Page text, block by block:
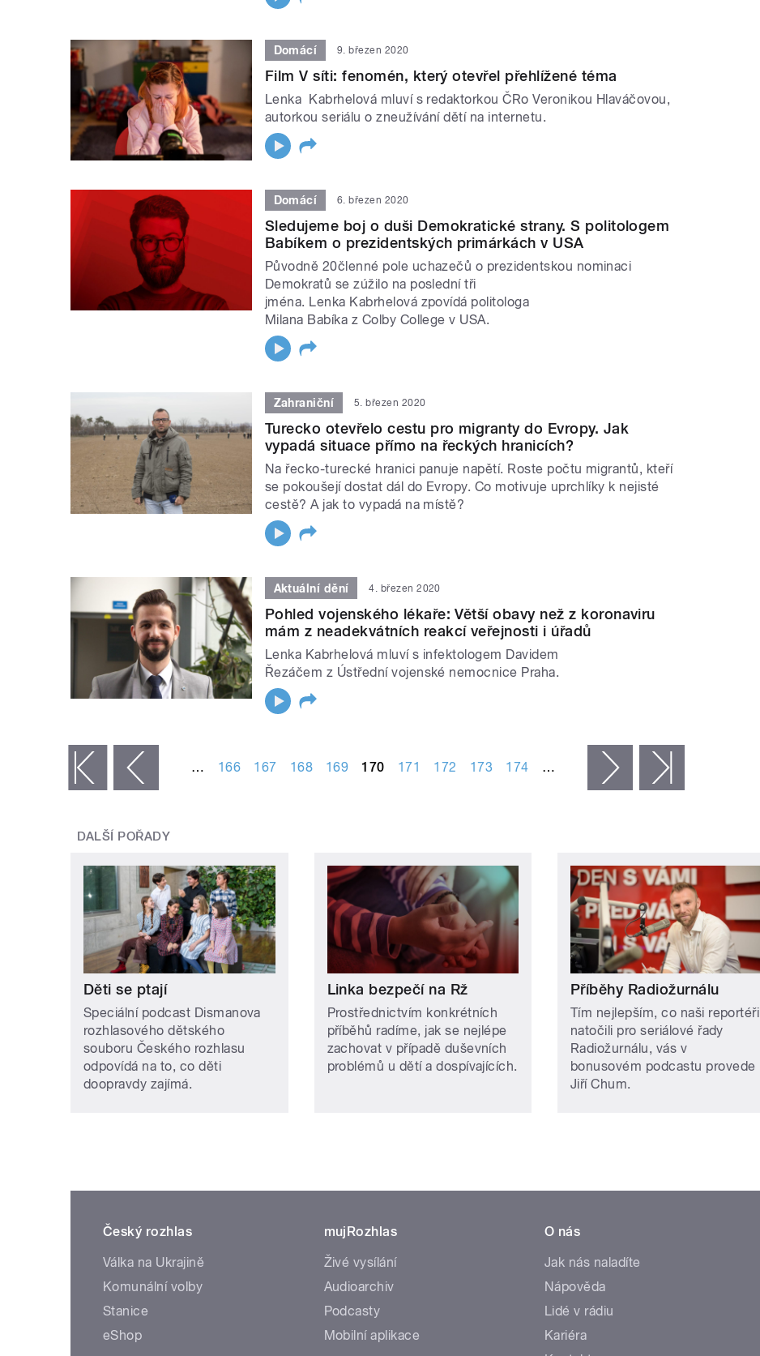
Domácí 9. březen 2020
Film V síti: fenomén, který otevřel přehlížené téma
Lenka Kabrhelová mluví s redaktorkou ČRo Veronikou Hlaváčovou,
autorkou seriálu o zneužívání dětí na internetu.
Domácí 6. březen 2020
Sledujeme boj o duši Demokratické strany. S politologem
Babíkem o prezidentských primárkách v USA
Původně 20členné pole uchazečů o prezidentskou nominaci
Demokratů se zúžilo na poslední tři
jména. Lenka Kabrhelová zpovídá politologa
Milana Babíka z Colby College v USA.
Zahraniční 5. březen 2020
Turecko otevřelo cestu pro migranty do Evropy. Jak
vypadá situace přímo na řeckých hranicích?
Na řecko-turecké hranici panuje napětí. Roste počtu migrantů, kteří
se pokoušejí dostat dál do Evropy. Co motivuje uprchlíky k nejisté
cestě? A jak to vypadá na místě?
Aktuální dění 4. březen 2020
Pohled vojenského lékaře: Větší obavy než z koronaviru
mám z neadekvátních reakcí veřejnosti i úřadů
Lenka Kabrhelová mluví s infektologem Davidem
Řezáčem z Ústřední vojenské nemocnice Praha.
‹ předchozí … 166 167 168 169 170 171 172 173 174 … následující ›
DALŠÍ POŘADY
Děti se ptají
Speciální podcast Dismanova
rozhlasového dětského
souboru Českého rozhlasu
odpovídá na to, co děti
doopravdy zajímá.
Linka bezpečí na Rž
Prostřednictvím konkrétních
příběhů radíme, jak se nejlépe
zachovat v případě duševních
problémů u dětí a dospívajících.
Příběhy Radiožurnálu
Tím nejlepším, co naši reportéři
natočili pro seriálové řady
Radiožurnálu, vás v
bonusovém podcastu provede
Jiří Chum.
Český rozhlas
Válka na Ukrajině
Komunální volby
Stanice
eShop
mujRozhlas
Živé vysílání
Audioarchiv
Podcasty
Mobilní aplikace
O nás
Jak nás naladíte
Nápověda
Lidé v rádiu
Kariéra